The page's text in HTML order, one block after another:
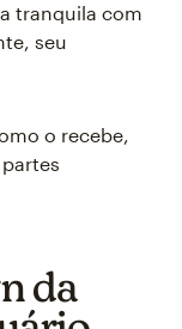
tranquila com
seu
o recebe,
da